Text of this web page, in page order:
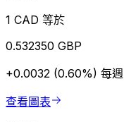
1 CAD 等於
0.532350 GBP
+0.0032 (0.60%) 每週
查看圖表